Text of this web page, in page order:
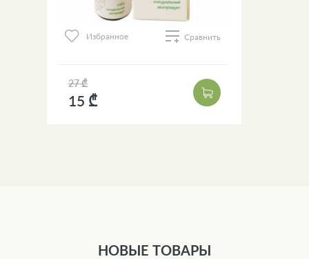
Избранное Сравнить
27 ₾
15 ₾
НОВЫЕ ТОВАРЫ